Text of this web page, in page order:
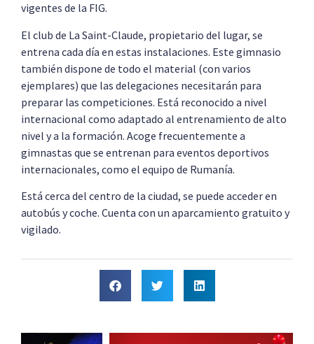
vigentes de la FIG.
El club de La Saint-Claude, propietario del lugar, se
entrena cada día en estas instalaciones. Este gimnasio
también dispone de todo el material (con varios
ejemplares) que las delegaciones necesitarán para
preparar las competiciones. Está reconocido a nivel
internacional como adaptado al entrenamiento de alto
nivel y a la formación. Acoge frecuentemente a
gimnastas que se entrenan para eventos deportivos
internacionales, como el equipo de Rumanía.
Está cerca del centro de la ciudad, se puede acceder en
autobús y coche. Cuenta con un aparcamiento gratuito y
vigilado.